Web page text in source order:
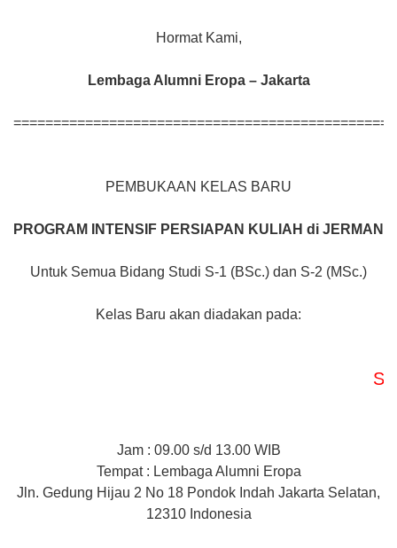
Hormat Kami,
Lembaga Alumni Eropa – Jakarta
PEMBUKAAN KELAS BARU
PROGRAM INTENSIF PERSIAPAN KULIAH di JERMAN
Untuk Semua Bidang Studi S-1 (BSc.) dan S-2 (MSc.)
Kelas Baru akan diadakan pada:
Study
Jam : 09.00 s/d 13.00 WIB
Tempat : Lembaga Alumni Eropa
Jln. Gedung Hijau 2 No 18 Pondok Indah Jakarta Selatan,
12310 Indonesia